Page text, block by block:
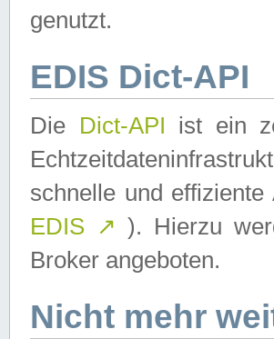
genutzt.
EDIS Dict-API
Die Dict-API ist ein
schnelle und
EDIS ↗ ). Hierzu
Broker angeboten.
Nicht mehr